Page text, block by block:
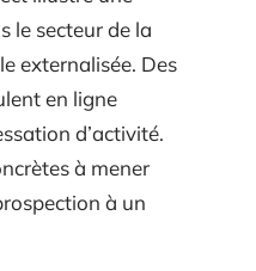
le secteur de la
externalisée. Des
en ligne
d’activité.
à mener
à un